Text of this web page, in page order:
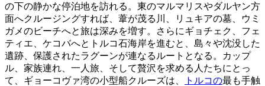
の下の静かな停泊地を訪れる。東のマルマリスやダルヤン方
面へクルージングすれば、葦が茂る川、リュキアの墓、ウミ
ガメのビーチへと旅は深みを増す。さらにギョチェク、フェ
ティエ、ケコバへとトルコ石海岸を進むと、島々や沈没した
遺跡、保護されたラグーンが連なるルートとなる。カップ
ル、家族連れ、一人旅、そして贅沢を求める人たちにとっ
て、ギョーコヴァ湾の小型船クルーズは、
トルコの最も手触